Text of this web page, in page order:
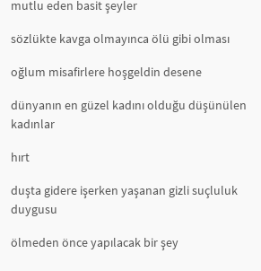
mutlu eden basit şeyler
sözlükte kavga olmayınca ölü gibi olması
oğlum misafirlere hoşgeldin desene
dünyanın en güzel kadını olduğu düşünülen
kadınlar
hırt
duşta gidere işerken yaşanan gizli suçluluk
duygusu
ölmeden önce yapılacak bir şey